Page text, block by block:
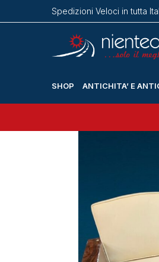
Spedizioni Veloci in tutta
SHOP ANTICHITA’ E